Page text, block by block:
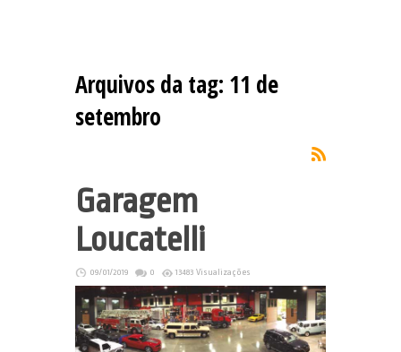
Arquivos da tag: 11 de
setembro
Garagem
Loucatelli
09/01/2019 0 13483 Visualizações